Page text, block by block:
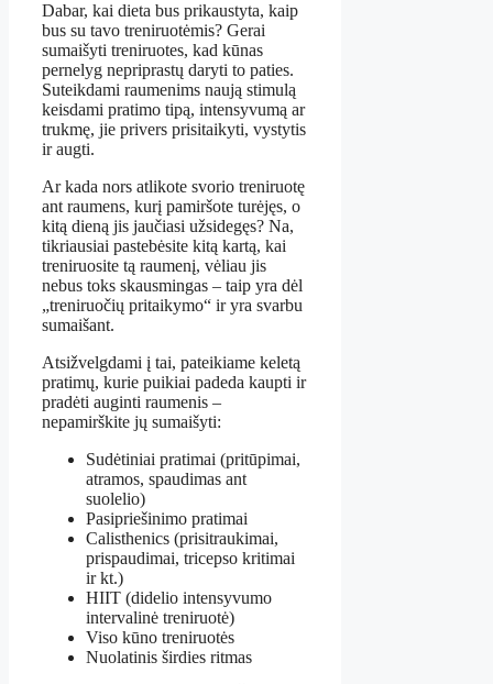
Dabar, kai dieta bus prikaustyta, kaip
bus su tavo treniruotėmis? Gerai
sumaišyti treniruotes, kad kūnas
pernelyg nepriprastų daryti to paties.
Suteikdami raumenims naują stimulą
keisdami pratimo tipą, intensyvumą ar
trukmę, jie privers prisitaikyti, vystytis
ir augti.
Ar kada nors atlikote svorio treniruotę
ant raumens, kurį pamiršote turėjęs, o
kitą dieną jis jaučiasi užsidegęs? Na,
tikriausiai pastebėsite kitą kartą, kai
treniruosite tą raumenį, vėliau jis
nebus toks skausmingas – taip yra dėl
„treniruočių pritaikymo“ ir yra svarbu
sumaišant.
Atsižvelgdami į tai, pateikiame keletą
pratimų, kurie puikiai padeda kaupti ir
pradėti auginti raumenis –
nepamirškite jų sumaišyti:
Sudėtiniai pratimai (pritūpimai,
atramos, spaudimas ant
suolelio)
Pasipriešinimo pratimai
Calisthenics (prisitraukimai,
prispaudimai, tricepso kritimai
ir kt.)
HIIT (didelio intensyvumo
intervalinė treniruotė)
Viso kūno treniruotės
Nuolatinis širdies ritmas